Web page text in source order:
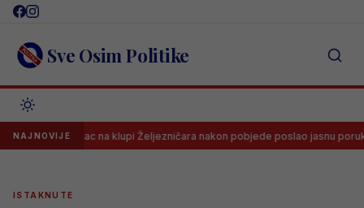
Skip
content Sve Osim Politike
NAJNOVIJE
Španac na klupi Željezničara nakon pobjede poslao jasnu poruku svima
ISTAKNUTE